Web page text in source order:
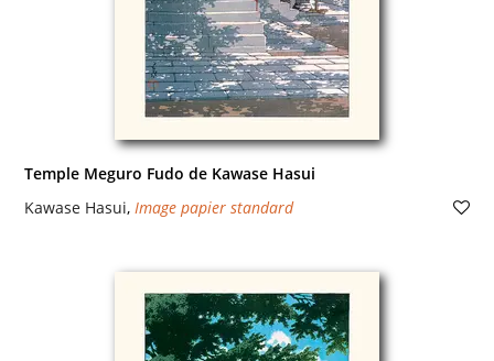
Temple Meguro Fudo de Kawase Hasui
Kawase Hasui, Image papier standard